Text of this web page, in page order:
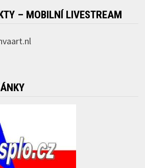
– MOBILNÍ LIVESTREAM